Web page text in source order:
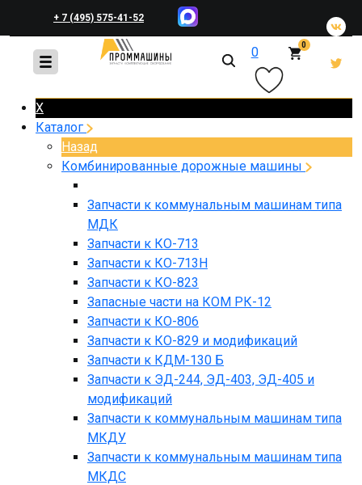
+ 7 (495) 575-41-52
+ 7 (495) 648-45-83 0 0
X
Каталог
Назад
Комбинированные дорожные машины
Запчасти к коммунальным машинам типа
МДК
Запчасти к КО-713
Запчасти к КО-713Н
Запчасти к КО-823
Запасные части на КОМ РК-12
Запчасти к КО-806
Запчасти к КО-829 и модификаций
Запчасти к КДМ-130 Б
Запчасти к ЭД-244, ЭД-403, ЭД-405 и
модификаций
Запчасти к коммунальным машинам типа
МКДУ
Запчасти к коммунальным машинам типа
МКДС